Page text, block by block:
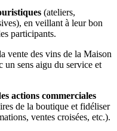
(ateliers,
en veillant à leur bon
participants.
vente des vins de la Maison
un sens aigu du service et
actions commerciales
de la boutique et fidéliser
ventes croisées, etc.).